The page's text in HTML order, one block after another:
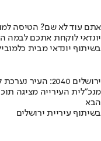
אתם עוד לא שם? הטיסה
יונדאי לוקחת אתכם לבמה
בשיתוף יונדאי מבית
ירושלים 2040: העיר נערכת ל- 1.5 מליון תושבים
מנכ"לית העירייה מציגה
הבא
בשיתוף עיריית ירושלים